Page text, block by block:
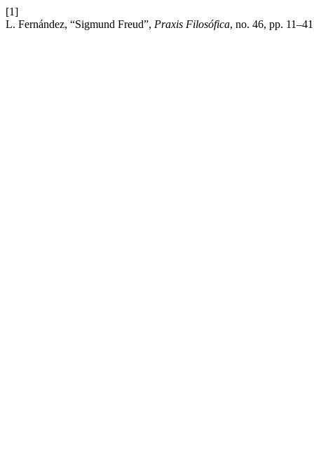
[1]
L. Fernández, “Sigmund Freud”, Praxis Filosófica, no. 46, pp.